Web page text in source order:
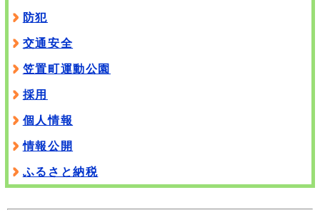
防犯
交通安全
笠置町運動公園
採用
個人情報
情報公開
ふるさと納税